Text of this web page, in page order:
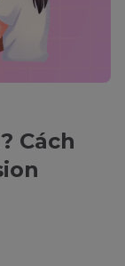
Cách